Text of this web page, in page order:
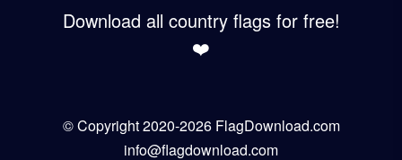
Download all country flags for free!
❤️
© Copyright 2020-2026 FlagDownload.com
info@flagdownload.com